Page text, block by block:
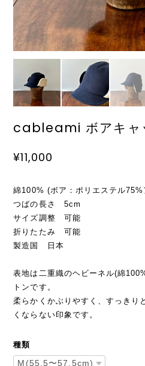
cableami ボアキ
¥11,000
綿100% (ボア：ポリエステル
つばの長さ 5cm
サイズ調整 可能
折りたたみ 可能
製造国 日本
表地は二重織のヘビーネル(綿
トンです。
柔らかくかぶりやすく、すっきり
くならない印象です。
種類